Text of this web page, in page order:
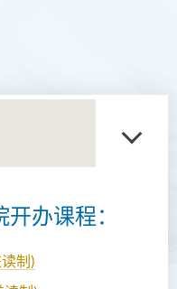
办课程：
制)